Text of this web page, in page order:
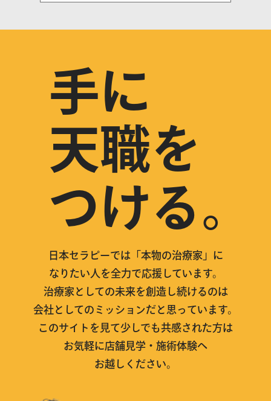
手に
天職を
つける。
日本セラピーでは「本物の治療家」に
なりたい人を全力で応援しています。
治療家としての未来を創造し続けるのは
会社としてのミッションだと思っています。
このサイトを見て少しでも共感された方は
お気軽に店舗見学・施術体験へ
お越しください。